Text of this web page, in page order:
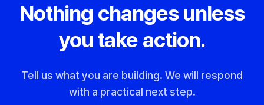
Nothing changes unless
you take action.
Tell us what you are building. We will respond
with a practical next step.